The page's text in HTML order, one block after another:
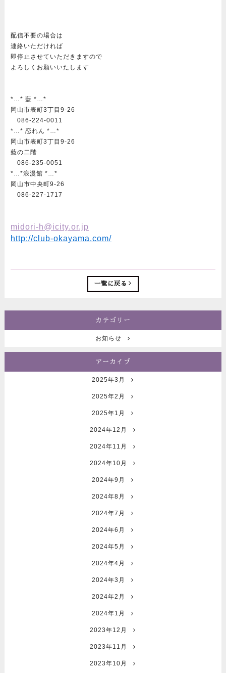
配信不要の場合は
連絡いただければ
即停止させていただきますので
よろしくお願いいたします
*…* 藍 *…*
岡山市表町3丁目9-26
086-224-0011
*…* 恋れん *…*
岡山市表町3丁目9-26
藍の二階
086-235-0051
*…*浪漫館 *…*
岡山市中央町9-26
086-227-1717
midori-h@icity.or.jp
http://club-okayama.com/
一覧に戻る
カテゴリー
お知らせ
アーカイブ
2025年3月
2025年2月
2025年1月
2024年12月
2024年11月
2024年10月
2024年9月
2024年8月
2024年7月
2024年6月
2024年5月
2024年4月
2024年3月
2024年2月
2024年1月
2023年12月
2023年11月
2023年10月